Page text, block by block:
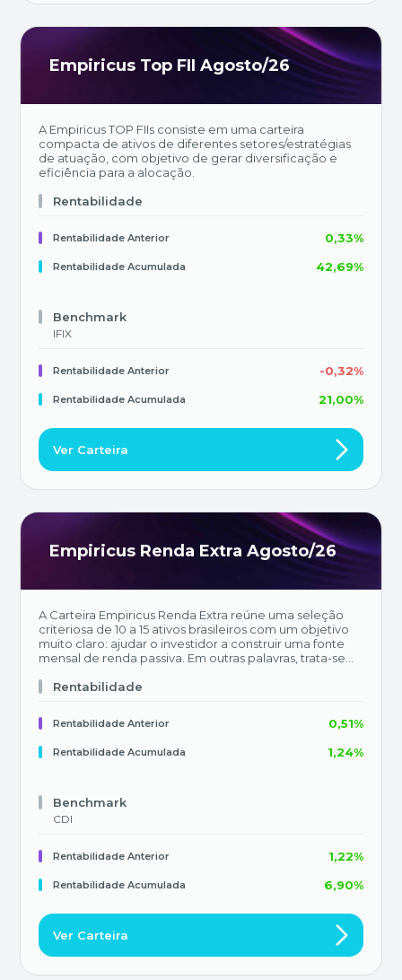
Empiricus Top FII Agosto/26
A Empiricus TOP FIIs consiste em uma carteira
compacta de ativos de diferentes setores/estratégias
de atuação, com objetivo de gerar diversificação e
eficiência para a alocação.
Rentabilidade
Rentabilidade Anterior 0,33%
Rentabilidade Acumulada 42,69%
Benchmark
IFIX
Rentabilidade Anterior -0,32%
Rentabilidade Acumulada 21,00%
Ver Carteira
Empiricus Renda Extra Agosto/26
A Carteira Empiricus Renda Extra reúne uma seleção
criteriosa de 10 a 15 ativos brasileiros com um objetivo
muito claro: ajudar o investidor a construir uma fonte
mensal de renda passiva. Em outras palavras, trata-se
como dividendos, juros e proventos — que entre na
realizar operações frequentes ou tomar decisões
constantes. Ao mesmo tempo, a carteira não abre mão
do potencial de valorização no longo prazo,
combinando renda recorrente com ganho de capital.
Rentabilidade
Rentabilidade Anterior 0,51%
Rentabilidade Acumulada 1,24%
Benchmark
CDI
Rentabilidade Anterior 1,22%
Rentabilidade Acumulada 6,90%
Ver Carteira